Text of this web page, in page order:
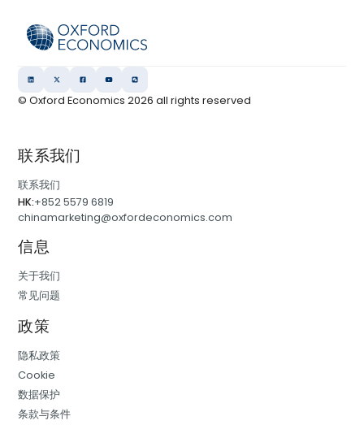
© Oxford Economics2026 all rights reserved
联系我们
联系我们
HK:+852 5579 6819
chinamarketing@oxfordeconomics.com
信息
关于我们
常见问题
政策
隐私政策
Cookie
数据保护
条款与条件